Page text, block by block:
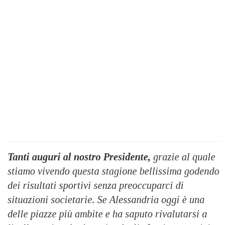
Tanti auguri al nostro Presidente, grazie al quale
stiamo vivendo questa stagione bellissima godendo
dei risultati sportivi senza preoccuparci di
situazioni societarie. Se Alessandria oggi è una
delle piazze più ambite e ha saputo rivalutarsi a